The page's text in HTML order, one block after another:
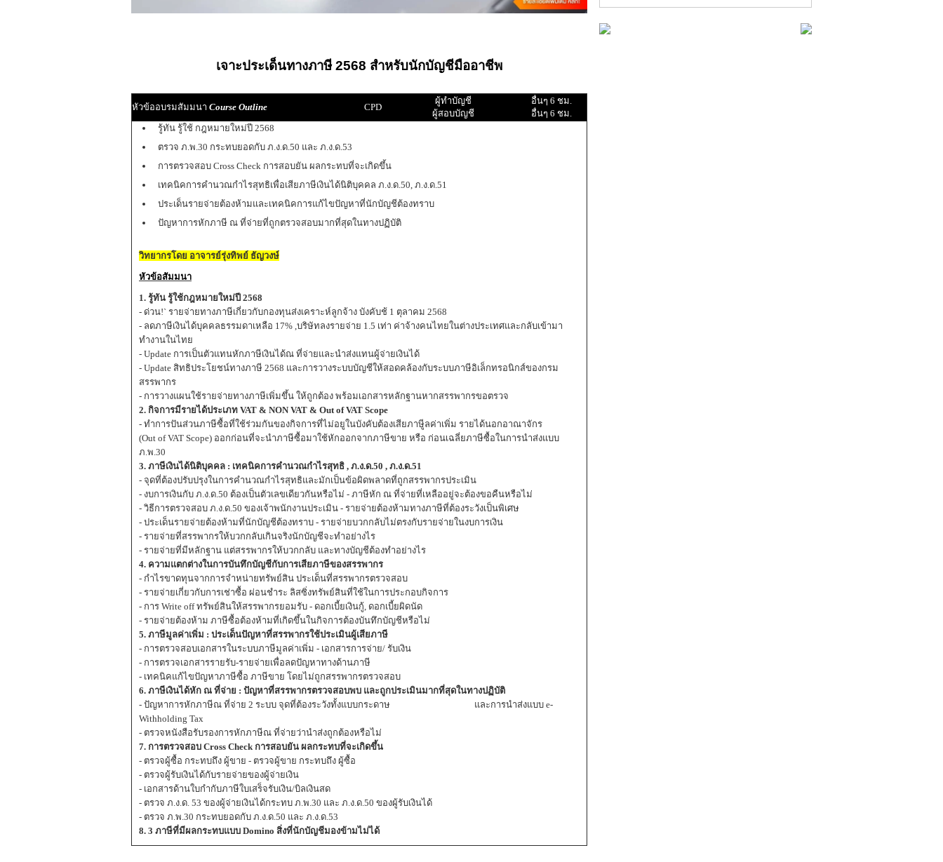
เจาะประเด็นทางภาษี 2568 สำหรับนักบัญชีมืออาชีพ
หัวข้ออบรมสัมมนา Course Outline CPD
ผู้ทำบัญชี
อื่นๆ 6 ชม.
ผู้สอบบัญชี
อื่นๆ 6 ชม.
รู้ทัน รู้ใช้ กฎหมายใหม่ปี 2568
ตรวจ ภ.พ.30 กระทบยอดกับ ภ.ง.ด.50 และ ภ.ง.ด.53
การตรวจสอบ Cross Check การสอบยัน ผลกระทบที่จะเกิดขึ้น
เทคนิคการคำนวณกำไรสุทธิเพื่อเสียภาษีเงินได้นิติบุคคล ภ.ง.ด.50, ภ.ง.ด.51
ประเด็นรายจ่ายต้องห้ามและเทคนิคการแก้ไขปัญหาที่นักบัญชีต้องทราบ
ปัญหาการหักภาษี ณ ที่จ่ายที่ถูกตรวจสอบมากที่สุดในทางปฏิบัติ
วิทยากรโดย อาจารย์รุ่งทิพย์ ธัญวงษ์
หัวข้อสัมมนา
1. รู้ทัน รู้ใช้กฎหมายใหม่ปี 2568
- ด่วน!` รายจ่ายทางภาษีเกี่ยวกับกองทุนส่งเคราะห์ลูกจ้าง บังคับช้ 1 ตุลาคม 2568
- ลดภาษีเงินได้บุคคลธรรมดาเหลือ 17% ,บริษัทลงรายจ่าย 1.5 เท่า ค่าจ้างคนไทยในต่างประเทศและกลับเข้ามา
ทำงานในไทย
- Update การเป็นตัวแทนหักภาษีเงินได้ณ ที่จ่ายและนำส่งแทนผู้จ่ายเงินได้
- Update สิทธิประโยชน์ทางภาษี 2568 และการวางระบบบัญชีให้สอดคล้องกับระบบภาษีอิเล็กทรอนิกส์ของกรม
สรรพากร
- การวางแผนใช้รายจ่ายทางภาษีเพิ่มขึ้น ให้ถูกต้อง พร้อมเอกสารหลักฐานหากสรรพากรขอตรวจ
2. กิจการมีรายได้ประเภท VAT & NON VAT & Out of VAT Scope
- ทำการปันส่วนภาษีซื้อที่ใช้ร่วมกันของกิจการที่ไม่อยูในบังคับต้องเสียภาษีูลค่าเพิ่ม รายได้นอกอาณาจักร
(Out of VAT Scope) ออกก่อนที่จะนำภาษีซื้อมาใช้หักออกจากภาษีขาย หรือ ก่อนเฉลี่ยภาษีซื้อในการนำส่งแบบ
ภ.พ.30
3. ภาษีเงินได้นิติบุคคล : เทคนิคการคำนวณกำไรสุทธิ , ภ.ง.ด.50 , ภ.ง.ด.51
- จุดที่ต้องปรับปรุงในการคำนวณกำไรสุทธิและมักเป็นข้อผิดพลาดที่ถูกสรรพากรประเมิน
- งบการเงินกับ ภ.ง.ด.50 ต้องเป็นตัวเลขเดียวกันหรือไม่ - ภาษีหัก ณ ที่จ่ายที่เหลืออยู่จะต้องขอคืนหรือไม่
- วิธีการตรวจสอบ ภ.ง.ด.50 ของเจ้าพนักงานประเมิน - รายจ่ายต้องห้ามทางภาษีที่ต้องระวังเป็นพิเศษ
- ประเด็นรายจ่ายต้องห้ามที่นักบัญชีต้องทราบ - รายจ่ายบวกกลับไม่ตรงกับรายจ่ายในงบการเงิน
- รายจ่ายที่สรรพากรให้บวกกลับเกินจริงนักบัญชีจะทำอย่างไร
- รายจ่ายที่มีหลักฐาน แต่สรรพากรให้บวกกลับ และทางบัญชีต้องทำอย่างไร
4. ความแตกต่างในการบันทึกบัญชีกับการเสียภาษีของสรรพากร
- กำไรขาดทุนจากการจำหน่ายทรัพย์สิน ประเด็นที่สรรพากรตรวจสอบ
- รายจ่ายเกี่ยวกับการเช่าซื้อ ผ่อนชำระ ลิสซิ่งทรัพย์สินที่ใช้ในการประกอบกิจการ
- การ Write off ทรัพย์สินให้สรรพากรยอมรับ - ดอกเบี้ยเงินกู้, ดอกเบี้ยผิดนัด
- รายจ่ายต้องห้าม ภาษีซื้อต้องห้ามที่เกิดขึ้นในกิจการต้องบันทึกบัญชีหรือไม่
5. ภาษีมูลค่าเพิ่ม : ประเด็นปัญหาที่สรรพากรใช้ประเมินผู้เสียภาษี
- การตรวจสอบเอกสารในระบบภาษีมูลค่าเพิ่ม - เอกสารการจ่าย/ รับเงิน
- การตรวจเอกสารรายรับ-รายจ่ายเพื่อลดปัญหาทางด้านภาษี
- เทคนิคแก้ไขปัญหาภาษีซื้อ ภาษีขาย โดยไม่ถูกสรรพากรตรวจสอบ
6. ภาษีเงินได้หัก ณ ที่จ่าย : ปัญหาที่สรรพากรตรวจสอบพบ และถูกประเมินมากที่สุดในทางปฏิบัติ
- ปัญหาการหักภาษีณ ที่จ่าย 2 ระบบ จุดที่ต้องระวังทั้งแบบกระดาษ และการนำส่งแบบ e-
Withholding Tax
- ตรวจหนังสือรับรองการหักภาษีณ ที่จ่ายว่านำส่งถูกต้องหรือไม่
7. การตรวจสอบ Cross Check การสอบยัน ผลกระทบที่จะเกิดขึ้น
- ตรวจผู้ซื้อ กระทบถึง ผู้ขาย - ตรวจผู้ขาย กระทบถึง ผู้ซื้อ
- ตรวจผู้รับเงินได้กับรายจ่ายของผู้จ่ายเงิน
- เอกสารด้านใบกำกับภาษีใบเสร็จรับเงิน/บิลเงินสด
- ตรวจ ภ.ง.ด. 53 ของผู้จ่ายเงินได้กระทบ ภ.พ.30 และ ภ.ง.ด.50 ของผู้รับเงินได้
- ตรวจ ภ.พ.30 กระทบยอดกับ ภ.ง.ด.50 และ ภ.ง.ด.53
8. 3 ภาษีที่มีผลกระทบแบบ Domino สิ่งที่นักบัญชีมองข้ามไม่ได้